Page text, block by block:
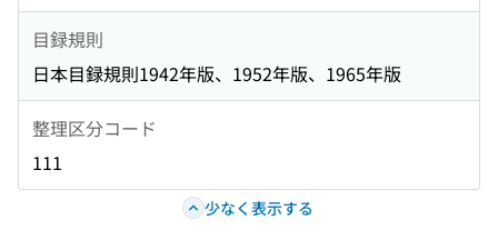
目録規則
日本目録規則1942年版、1952年版、1965年版
整理区分コード
111
少なく表示する